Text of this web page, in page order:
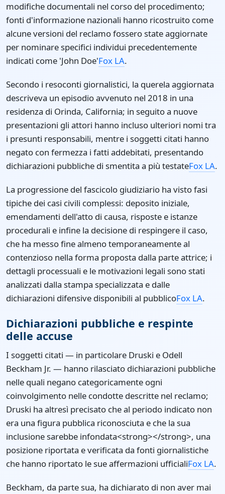
modifiche documentali nel corso del procedimento;
fonti d'informazione nazionali hanno ricostruito come
alcune versioni del reclamo fossero state aggiornate
per nominare specifici individui precedentemente
indicati come 'John Doe'Fox LA.
Secondo i resoconti giornalistici, la querela aggiornata
descriveva un episodio avvenuto nel 2018 in una
residenza di Orinda, California; in seguito a nuove
presentazioni gli attori hanno incluso ulteriori nomi tra
i presunti responsabili, mentre i soggetti citati hanno
negato con fermezza i fatti addebitati, presentando
dichiarazioni pubbliche di smentita a più testateFox LA.
La progressione del fascicolo giudiziario ha visto fasi
tipiche dei casi civili complessi: deposito iniziale,
emendamenti dell'atto di causa, risposte e istanze
procedurali e infine la decisione di respingere il caso,
che ha messo fine almeno temporaneamente al
contenzioso nella forma proposta dalla parte attrice; i
dettagli processuali e le motivazioni legali sono stati
analizzati dalla stampa specializzata e dalle
dichiarazioni difensive disponibili al pubblicoFox LA.
Dichiarazioni pubbliche e respinte
delle accuse
I soggetti citati — in particolare Druski e Odell
Beckham Jr. — hanno rilasciato dichiarazioni pubbliche
nelle quali negano categoricamente ogni
coinvolgimento nelle condotte descritte nel reclamo;
Druski ha altresì precisato che al periodo indicato non
era una figura pubblica riconosciuta e che la sua
inclusione sarebbe infondata<strong></strong>, una
posizione riportata e verificata da fonti giornalistiche
che hanno riportato le sue affermazioni ufficialiFox LA.
Beckham, da parte sua, ha dichiarato di non aver mai